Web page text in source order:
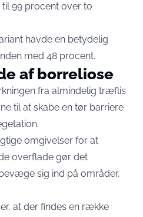
99 procent over to
havde en betydelig
med 48 procent.
af borreliose
fra almindelig træflis
til at skabe en tør barriere
omgivelser for at
overflade gør det
sig ind på områder,
at der findes en række